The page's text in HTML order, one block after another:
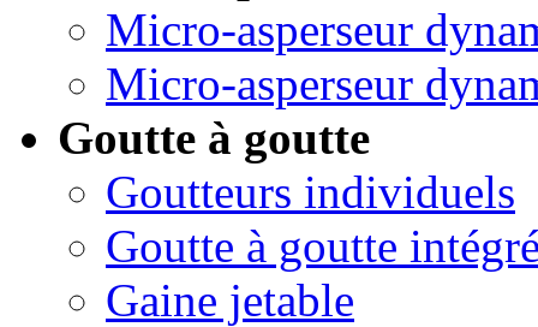
Micro-asperseur
Micro-asperseur
Goutte à goutte
Goutteurs individuels
Goutte à goutte
Gaine jetable